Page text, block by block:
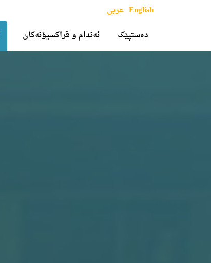
دەستپێک ئەندام و فراکسیۆنەکان
English عربی